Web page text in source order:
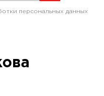
персональных данных